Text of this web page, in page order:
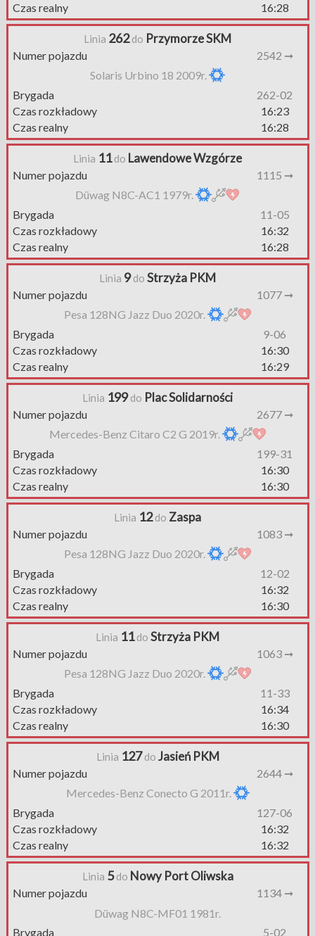
Czas realny
16:28
Linia 262do Przymorze SKM
Numer pojazdu
2542 ➞
Solaris Urbino 18 2009r.
Brygada
262-02
Czas rozkładowy
16:23
Czas realny
16:28
Linia 11do Lawendowe Wzgórze
Numer pojazdu
1115 ➞
Düwag N8C-AC1 1979r.
Brygada
11-05
Czas rozkładowy
16:32
Czas realny
16:28
Linia 9do Strzyża PKM
Numer pojazdu
1077 ➞
Pesa 128NG Jazz Duo 2020r.
Brygada
9-06
Czas rozkładowy
16:30
Czas realny
16:29
Linia 199do Plac Solidarności
Numer pojazdu
2677 ➞
Mercedes-Benz Citaro C2 G 2019r.
Brygada
199-31
Czas rozkładowy
16:30
Czas realny
16:30
Linia 12do Zaspa
Numer pojazdu
1083 ➞
Pesa 128NG Jazz Duo 2020r.
Brygada
12-02
Czas rozkładowy
16:32
Czas realny
16:30
Linia 11do Strzyża PKM
Numer pojazdu
1063 ➞
Pesa 128NG Jazz Duo 2020r.
Brygada
11-33
Czas rozkładowy
16:34
Czas realny
16:30
Linia 127do Jasień PKM
Numer pojazdu
2644 ➞
Mercedes-Benz Conecto G 2011r.
Brygada
127-06
Czas rozkładowy
16:32
Czas realny
16:32
Linia 5do Nowy Port Oliwska
Numer pojazdu
1134 ➞
Düwag N8C-MF01 1981r.
Brygada
5-02